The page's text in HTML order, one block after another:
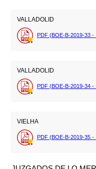
VALLADOLID
PDF (BOE-B-2019-33 -
VALLADOLID
PDF (BOE-B-2019-34 -
VIELHA
PDF (BOE-B-2019-35 -